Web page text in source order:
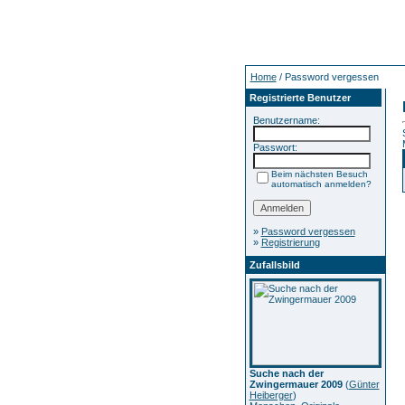
Home/ Password vergessen
Registrierte Benutzer
Benutzername:
Passwort:
Beim nächsten Besuch
automatisch anmelden?
» Password vergessen
» Registrierung
Zufallsbild
Suche nach der
Zwingermauer 2009(Günter
Heiberger)